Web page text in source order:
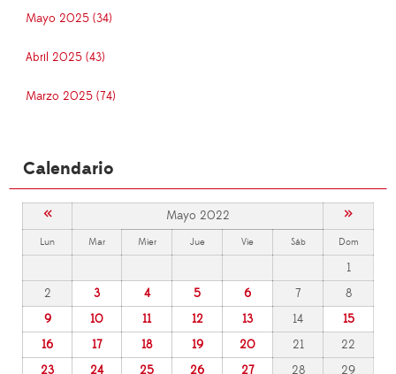
Mayo 2025 (34)
Abril 2025 (43)
Marzo 2025 (74)
Calendario
« Mayo 2022 »
Lun Mar Mier Jue Vie Sáb Dom
1
2
3 4 5 6 7
8
9
10 11 12 13 14
15
16
17 18 19 20 21
22
23
24 25 26 27 28
29